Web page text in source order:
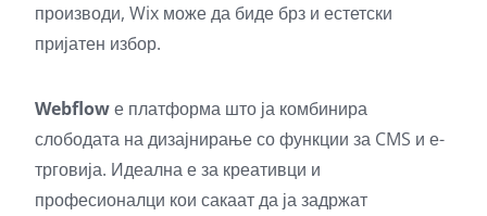
производи, Wix може да биде брз и естетски
пријатен избор.
Webflowе платформа што ја комбинира
слободата на дизајнирање со функции за CMS и е-
трговија. Идеална е за креативци и
професионалци кои сакаат да ја задржат